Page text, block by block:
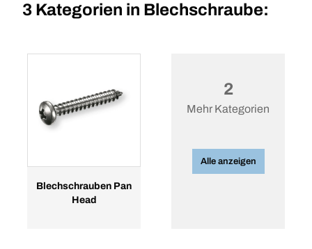
3 Kategorien in Blechschraube:
Blechschrauben Pan
Head
2
Mehr Kategorien
Alle anzeigen